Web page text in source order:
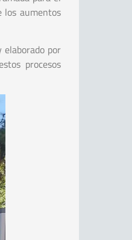
los aumentos
por
procesos